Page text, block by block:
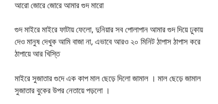
আরো জোরে জোরে আমার গুদ মারো
গুদ মাইরে মাইরে ফাটায় ফেলো, দুনিয়ার সব পোলাপান আমার গুদ দিয়ে ঢুকায়
দেও মানুষ দেখুক আমি বাজা না, এভাবে আরও ২০ মিনিট ঠাপাস ঠাপাস করে
ঠাপায়ে আর খিস্তি
মাইরে সুজাতার গুদে এক কাপ মাল ছেড়ে দিলো জামাল । মাল ছেড়ে জামাল
সুজাতার বুকের উপর নেতায়ে পড়লো ।